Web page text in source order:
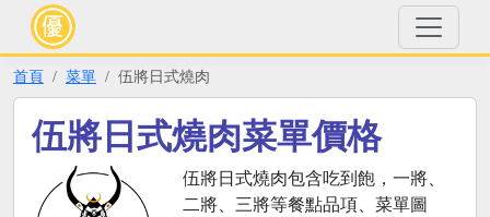
首頁 菜單 伍將日式燒肉
伍將日式燒肉菜單價格
伍將日式燒肉包含吃到飽，一將、
二將、三將等餐點品項、菜單圖